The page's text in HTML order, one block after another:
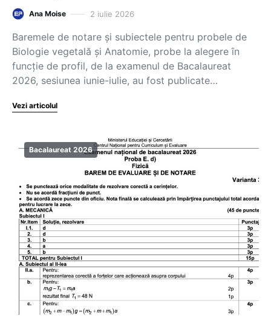
Ana Moise 2 iulie 2026
Baremele de notare și subiectele pentru probele de
Biologie vegetală și Anatomie, probe la alegere în
funcție de profil, de la examenul de Bacalaureat
2026, sesiunea iunie-iulie, au fost publicate…
Vezi articolul
Bacalaureat 2026